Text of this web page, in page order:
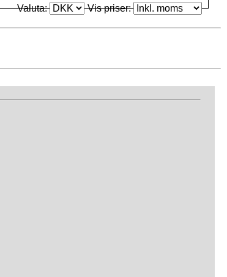
Valuta: Vis priser: